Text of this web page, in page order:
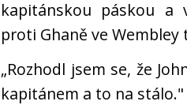
kapitánskou páskou a
proti Ghaně ve Wembley
„Rozhodl jsem se, že
kapitánem a to na stálo."